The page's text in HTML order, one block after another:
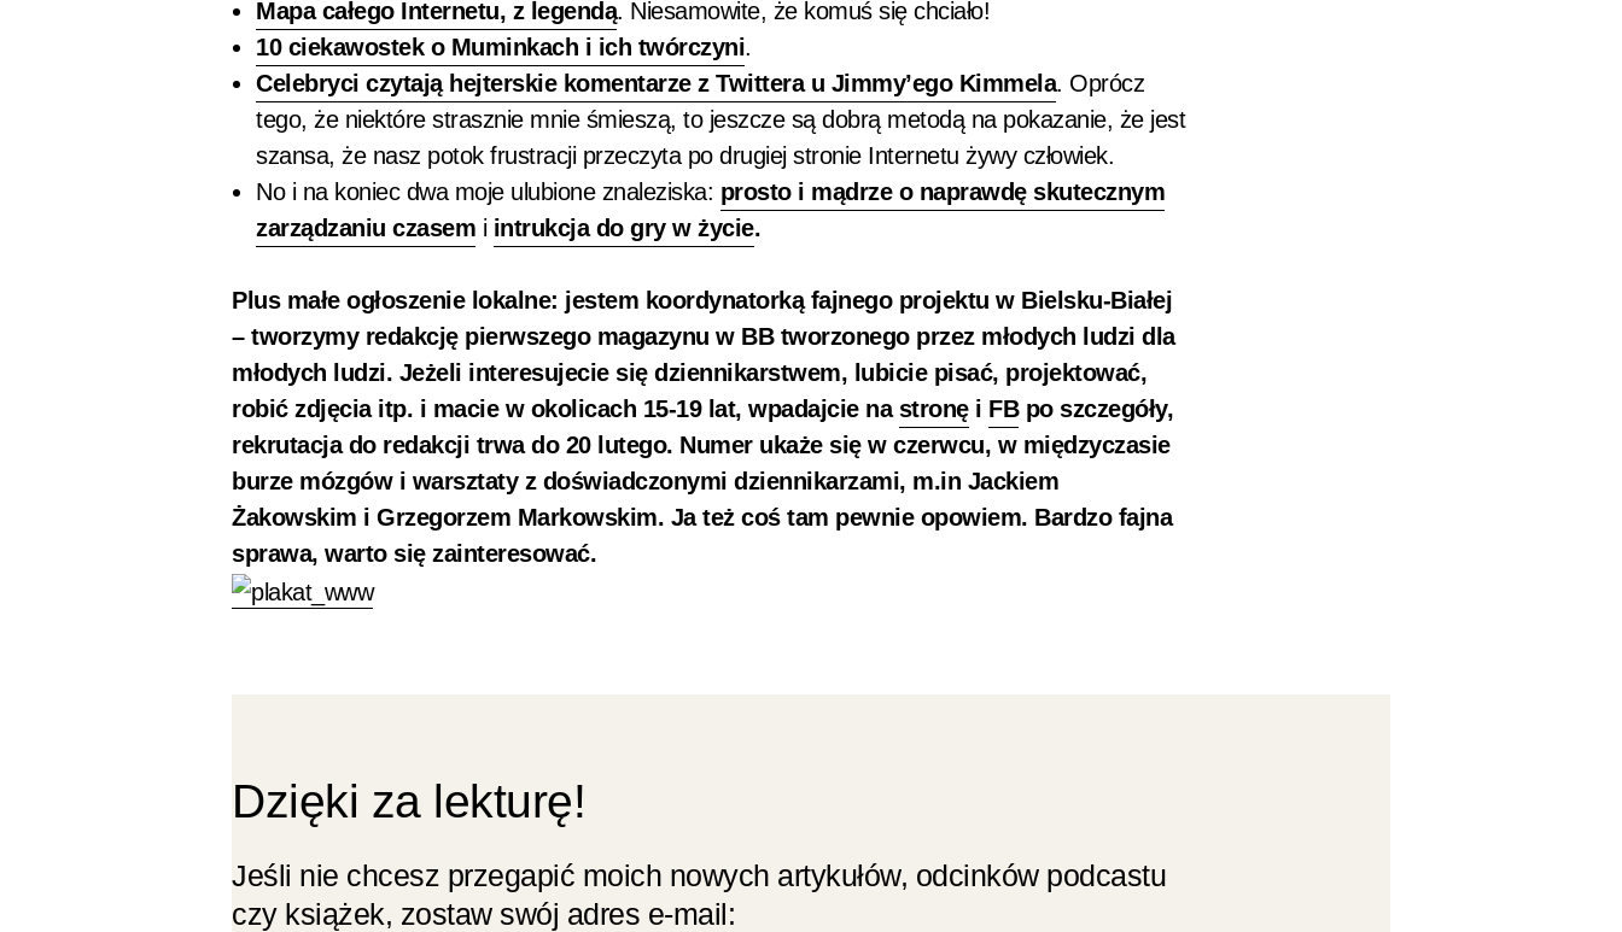
Mapa całego Internetu, z legendą. Niesamowite, że komuś się chciało!
10 ciekawostek o Muminkach i ich twórczyni.
Celebryci czytają hejterskie komentarze z Twittera u Jimmy’ego Kimmela. Oprócz
tego, że niektóre strasznie mnie śmieszą, to jeszcze są dobrą metodą na pokazanie, że jest
szansa, że nasz potok frustracji przeczyta po drugiej stronie Internetu żywy człowiek.
No i na koniec dwa moje ulubione znaleziska: prosto i mądrze o naprawdę skutecznym
zarządzaniu czasem i intrukcja do gry w życie.
Plus małe ogłoszenie lokalne: jestem koordynatorką fajnego projektu w Bielsku-Białej
– tworzymy redakcję pierwszego magazynu w BB tworzonego przez młodych ludzi dla
młodych ludzi. Jeżeli interesujecie się dziennikarstwem, lubicie pisać, projektować,
robić zdjęcia itp. i macie w okolicach 15-19 lat, wpadajcie nastronęi FBpo szczegóły,
rekrutacja do redakcji trwa do 20 lutego. Numer ukaże się w czerwcu, w międzyczasie
burze mózgów i warsztaty z doświadczonymi dziennikarzami, m.in Jackiem
Żakowskim i Grzegorzem Markowskim. Ja też coś tam pewnie opowiem. Bardzo fajna
sprawa, warto się zainteresować.
Dzięki za lekturę!
Jeśli nie chcesz przegapić moich nowych artykułów, odcinków podcastu
czy książek, zostaw swój adres e-mail: